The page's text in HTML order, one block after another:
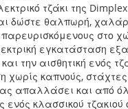
τζάκι της
δώστε θαλπωρή,
στο
εγκατάσταση
την αισθητική ενός
χωρίς καπνούς, στάχτες
απαλλάσει και από
κλασσικού τζακιού